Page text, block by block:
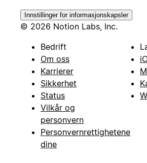
Innstillinger for informasjonskapsler
© 2026 Notion Labs, Inc.
Bedrift
Om oss
Karrierer
Sikkerhet
Status
Vilkår og
personvern
Personvernrettighetene
dine